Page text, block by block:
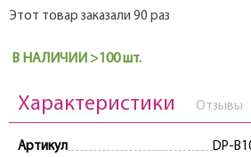
Этот товар заказали 90 раз
В НАЛИЧИИ >100 шт.
Характеристики Отзывы
Артикул
DP-